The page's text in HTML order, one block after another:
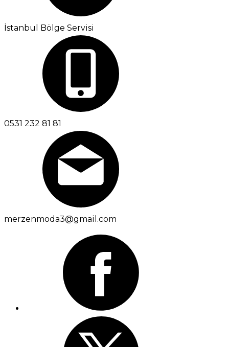
İstanbul Bölge Servisi
0531 232 81 81
merzenmoda3@gmail.com